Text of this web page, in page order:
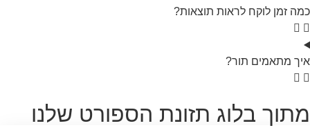
כמה זמן לוקח לראות תוצאות?
איך מתאמים תור?
מתוך בלוג תזונת הספורט שלנו